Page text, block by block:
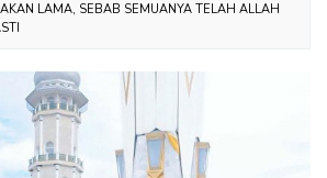
LAMA, SEBAB SEMUANYA TELAH ALLAH